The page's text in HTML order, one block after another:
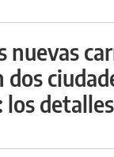
nuevas
dos
los detalles